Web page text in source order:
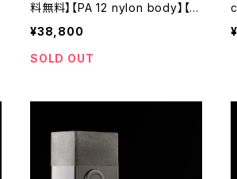
料無料】【PA 12 nylon body】【1
x 18350】【Bomber Pro MOSFE
T CHIP SET】【BB Mod Billet 6
0W 70W Box Mod】【SXK ボッ
¥38,800
SOLD OUT